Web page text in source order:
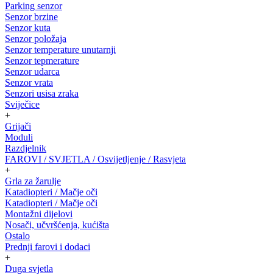
Parking senzor
Senzor brzine
Senzor kuta
Senzor položaja
Senzor temperature unutarnji
Senzor tepmerature
Senzor udarca
Senzor vrata
Senzori usisa zraka
Sviječice
+
Grijači
Moduli
Razdjelnik
FAROVI / SVJETLA / Osvijetljenje / Rasvjeta
+
Grla za žarulje
Katadiopteri / Mačje oči
Katadiopteri / Mačje oči
Montažni dijelovi
Nosači, učvršćenja, kućišta
Ostalo
Prednji farovi i dodaci
+
Duga svjetla